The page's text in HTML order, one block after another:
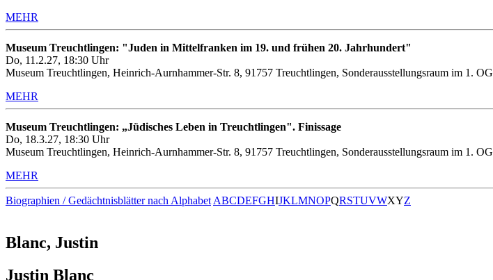
MEHR
Museum Treuchtlingen: "Juden in Mittelfranken im 19. und frühen 20. Jahrhundert"
Do, 11.2.27, 18:30 Uhr
Museum Treuchtlingen, Heinrich-Aurnhammer-Str. 8, 91757 Treuchtlingen, Sonderausstellungsraum im 1. OG
MEHR
Museum Treuchtlingen: „Jüdisches Leben in Treuchtlingen". Finissage
Do, 18.3.27, 18:30 Uhr
Museum Treuchtlingen, Heinrich-Aurnhammer-Str. 8, 91757 Treuchtlingen, Sonderausstellungsraum im 1. OG
MEHR
Biographien / Gedächtnisblätter nach Alphabet ABCDEFGHIJKLMNOPQRSTUVWXYZ
Blanc, Justin
Justin Blanc